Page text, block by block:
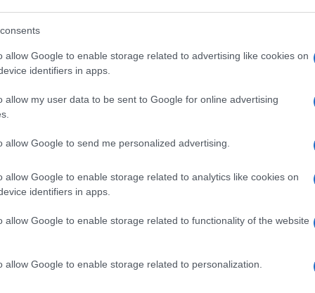
allow Google to enable storage related to advertising like cookies on
identifiers in apps.
allow my user data to be sent to Google for online advertising
allow Google to send me personalized advertising.
allow Google to enable storage related to analytics like cookies on
identifiers in apps.
allow Google to enable storage related to functionality of the website
allow Google to enable storage related to personalization.
SMASH rendszerek lehetővé teszik a
fegyverükkel „rögzítsék a célpontot”, és
eltalálják””
Devin Schweiss, a Smart Shooter
Las Vegas-i SHOT Show 2000 kiállításon.
„Amint a célpontot bemérték, és
lövedék addig nem hagyja el a